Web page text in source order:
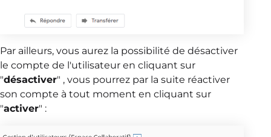
Par ailleurs, vous aurez la possibilité de désactiver
le compte de l'utilisateur en cliquant sur
"désactiver" , vous pourrez par la suite réactiver
son compte à tout moment en cliquant sur
"activer" :